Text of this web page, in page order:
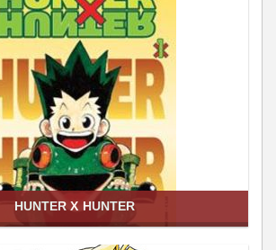
HUNTER X HUNTER